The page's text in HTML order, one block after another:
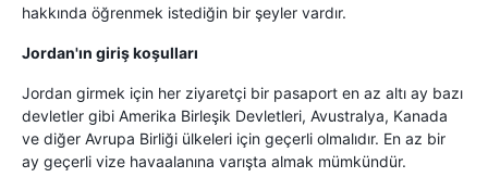
hakkında öğrenmek istediğin bir şeyler vardır.
Jordan'ın giriş koşulları
Jordan girmek için her ziyaretçi bir pasaport en az altı ay bazı
devletler gibi Amerika Birleşik Devletleri, Avustralya, Kanada
ve diğer Avrupa Birliği ülkeleri için geçerli olmalıdır. En az bir
ay geçerli vize havaalanına varışta almak mümkündür.